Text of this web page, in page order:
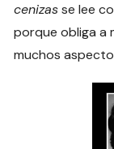
cenizasse lee
porque obliga a
muchos